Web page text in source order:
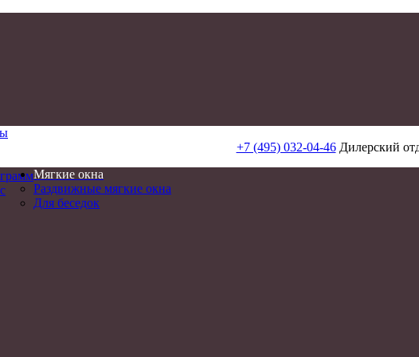
+7 (495) 032-04-46 Дилерский
Мягкие окна
Раздвижные мягкие окна
Для беседок